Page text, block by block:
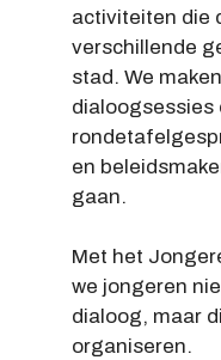
activiteiten die
verschillende
stad. We
dialoogsessies
en
gaan.
Met het
we jongeren
dialoog, maar
organiseren.